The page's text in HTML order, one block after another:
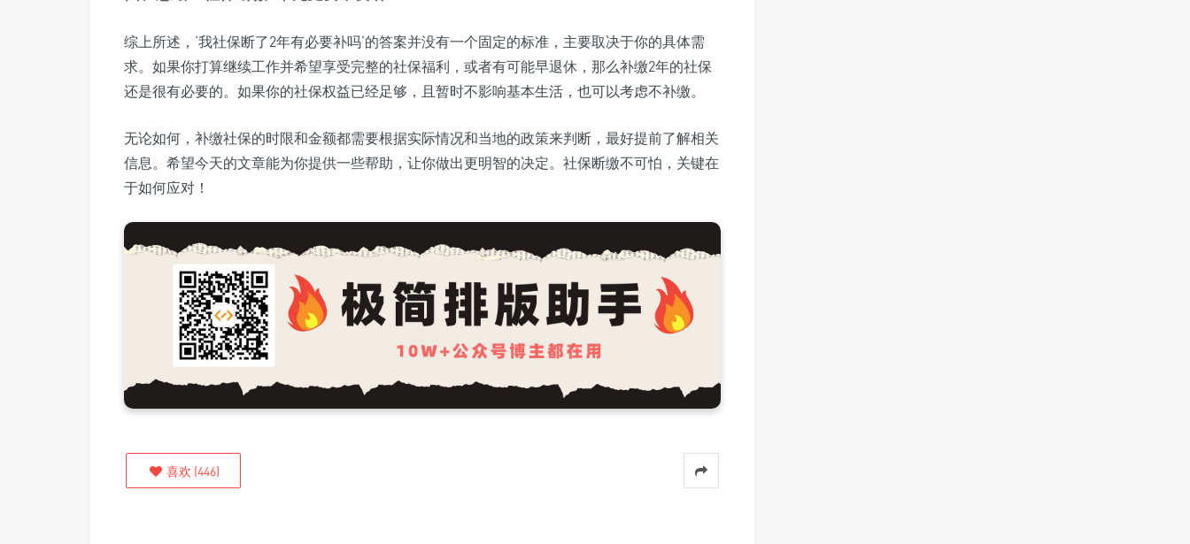
综上所述，‘我社保断了2年有必要补吗’的答案并没有一个固定的标准，主要取决于你的具体需
求。如果你打算继续工作并希望享受完整的社保福利，或者有可能早退休，那么补缴2年的社保
还是很有必要的。如果你的社保权益已经足够，且暂时不影响基本生活，也可以考虑不补缴。
无论如何，补缴社保的时限和金额都需要根据实际情况和当地的政策来判断，最好提前了解相关
信息。希望今天的文章能为你提供一些帮助，让你做出更明智的决定。社保断缴不可怕，关键在
于如何应对！
喜欢 (446)